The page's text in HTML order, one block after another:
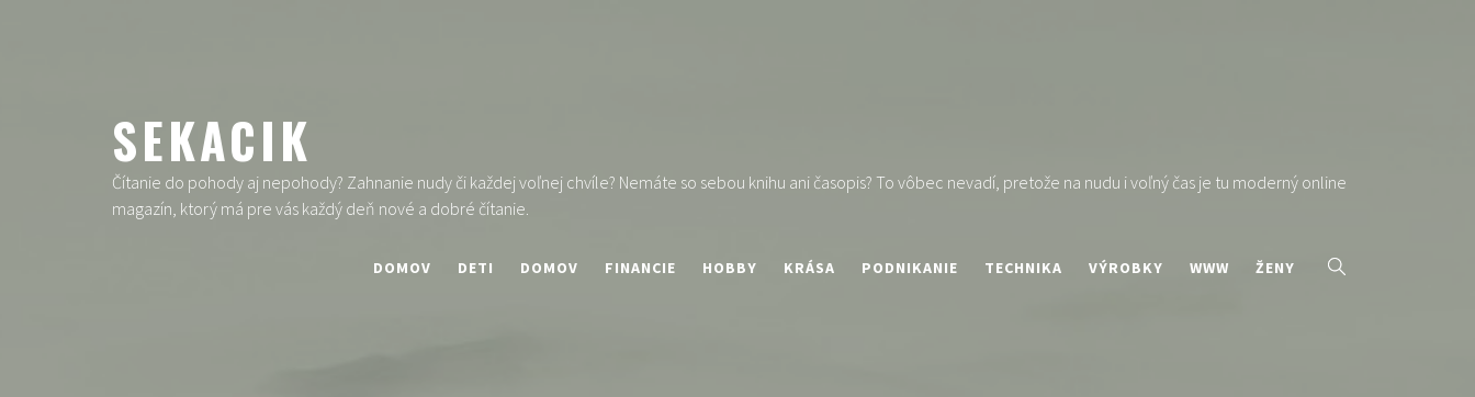
SEKACIK
Čítanie do pohody aj nepohody? Zahnanie nudy či každej voľnej chvíle? Nemáte so sebou knihu ani časopis? To vôbec nevadí, pretože na nudu i voľný čas je tu moderný online
magazín, ktorý má pre vás každý deň nové a dobré čítanie.
DOMOV DETI DOMOV FINANCIE HOBBY KRÁSA PODNIKANIE TECHNIKA VÝROBKY WWW ŽENY